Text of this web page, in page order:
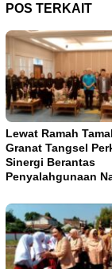
POS TERKAIT
Lewat Ramah
Granat Tangsel
Sinergi Berantas
Penyalahgunaan